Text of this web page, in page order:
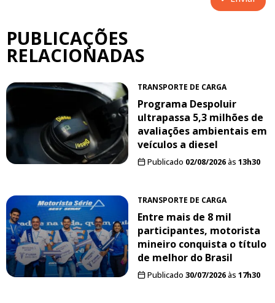
PUBLICAÇÕES
RELACIONADAS
TRANSPORTE DE CARGA
Programa Despoluir
ultrapassa 5,3 milhões de
avaliações ambientais em
veículos a diesel
Publicado 02/08/2026às 13h30
TRANSPORTE DE CARGA
Entre mais de 8 mil
participantes, motorista
mineiro conquista o título
de melhor do Brasil
Publicado 30/07/2026às 17h30